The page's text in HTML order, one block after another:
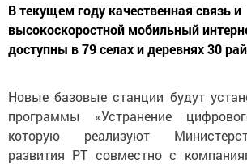
В текущем году качественная связь и
высокоскоростной мобильный
доступны в 79 селах и деревнях 30
Новые базовые станции будут
программы «Устранение
которую реализуют
развития РТ совместно с